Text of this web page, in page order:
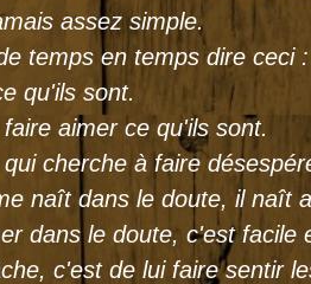
assez simple.
temps en temps dire ceci
qu'ils sont.
aimer ce qu'ils sont.
cherche à faire
naît dans le doute, il naît
dans le doute, c'est facile
c'est de lui faire sentir